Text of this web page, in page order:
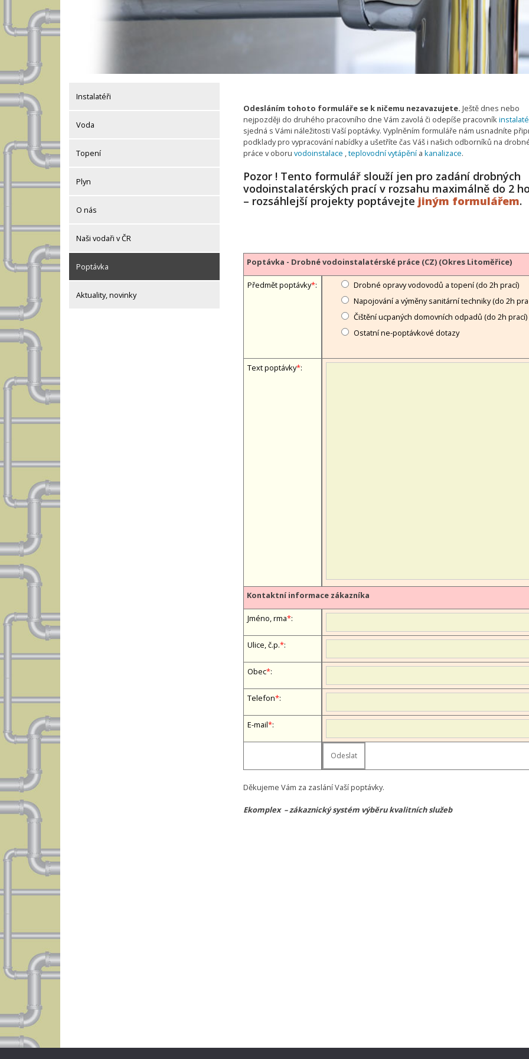
Instalatéři
Voda
Topení
Plyn
O nás
Naši vodaři v ČR
Poptávka
Aktuality, novinky
Odesláním tohoto formuláře se k ničemu nezavazujete. Ještě dnes nebo
nejpozději do druhého pracovního dne Vám zavolá či odepíše pracovník
sjedná s Vámi náležitosti Vaší poptávky. Vyplněním formuláře nám usnadníte
podklady pro vypracování nabídky a ušetříte čas Váš i našich odborníků na
práce v oboru vodoinstalace teplovodní vytápění a kanalizace.
Pozor ! Tento formulář slouží jen pro zadání drobných
vodoinstalatérských prací v rozsahu maximálně do 2
– rozsáhlejší projekty poptávejte jiným formulářem.
Poptávka - Drobné vodoinstalatérské práce (CZ) (Okres Litoměřice)
Předmět poptávky*:
Drobné opravy vodovodů a topení (do 2h prací)
Napojování a výměny sanitární techniky (do 2h
Čištění ucpaných domovních odpadů (do 2h prací)
Ostatní ne-poptávkové dotazy
Text poptávky*:
Kontaktní informace zákazníka
Jméno, firma*:
Ulice, č.p.*:
Obec*:
Telefon*:
E-mail*:
Děkujeme Vám za zaslání Vaší poptávky.
Ekomplex – zákaznický systém výběru kvalitních služeb